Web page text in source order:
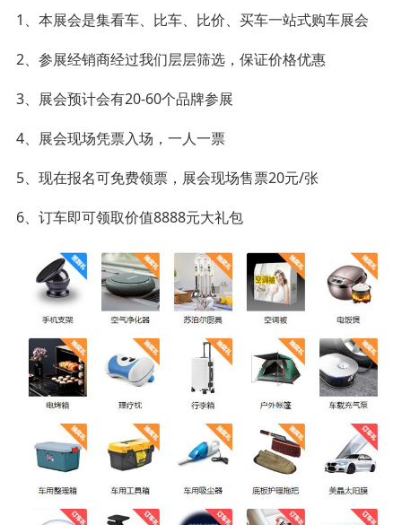
1、本展会是集看车、比车、比价、买车一站式购车展会
2、参展经销商经过我们层层筛选，保证价格优惠
3、展会预计会有20-60个品牌参展
4、展会现场凭票入场，一人一票
5、现在报名可免费领票，展会现场售票20元/张
6、订车即可领取价值8888元大礼包